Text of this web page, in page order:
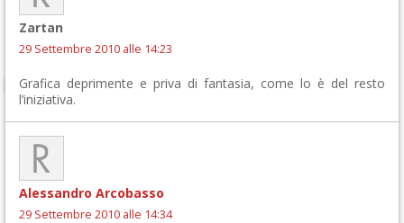
Zartan
29 Settembre 2010 alle 14:23
Grafica deprimente e priva di fantasia, come lo è del resto
l’iniziativa.
Alessandro Arcobasso
29 Settembre 2010 alle 14:34